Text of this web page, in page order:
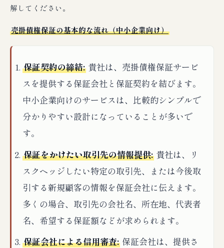
解してください。
売掛債権保証の基本的な流れ（中小企業向け）
保証契約の締結: 貴社は、売掛債権保証サービ
スを提供する保証会社と保証契約を結びます。
中小企業向けのサービスは、比較的シンプルで
分かりやすい設計になっていることが多いで
す。
保証をかけたい取引先の情報提供: 貴社は、リ
スクヘッジしたい特定の取引先、または今後取
引する新規顧客の情報を保証会社に伝えます。
多くの場合、取引先の会社名、所在地、代表者
名、希望する保証額などが求められます。
保証会社による信用審査: 保証会社は、提供さ